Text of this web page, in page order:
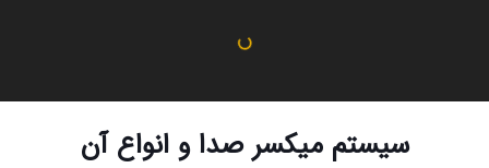
سیستم میکسر صدا و انواع آن